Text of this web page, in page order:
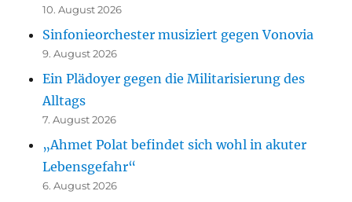
10. August 2026
Sinfonieorchester musiziert gegen Vonovia
9. August 2026
Ein Plädoyer gegen die Militarisierung des
Alltags
7. August 2026
„Ahmet Polat befindet sich wohl in akuter
Lebensgefahr“
6. August 2026